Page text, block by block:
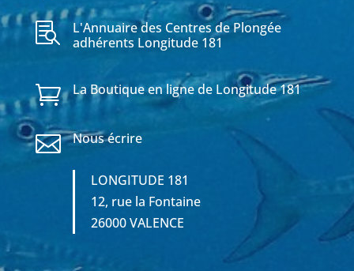

L'Annuaire des Centres de Plongée
adhérents Longitude 181
 La Boutique en ligne de Longitude 181
 Nous écrire
LONGITUDE 181
12, rue la Fontaine
26000 VALENCE